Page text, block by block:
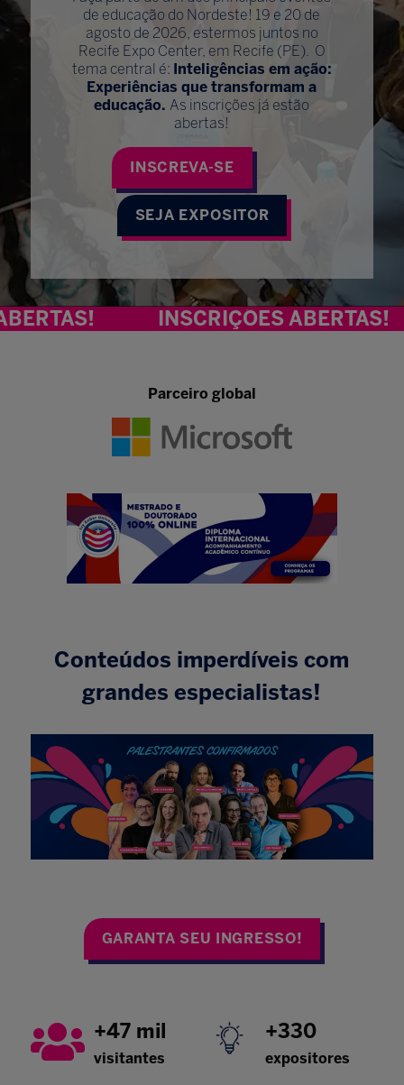
de educação do Nordeste! 19 e 20 de
agosto de 2026, estermos juntos no
Recife Expo Center, em Recife (PE). O
tema central é: Inteligências em ação:
Experiências que transformam a
educação. As inscrições já estão
abertas!
INSCREVA-SE
SEJA EXPOSITOR
INSCRIÇÕES ABERTAS!
Parceiro global
Conteúdos imperdíveis com
grandes especialistas!
GARANTA SEU INGRESSO!
+47 mil
visitantes
+330
expositores